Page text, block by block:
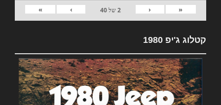
«
‹
2של40
›
»
קטלוג ג'יפ 1980